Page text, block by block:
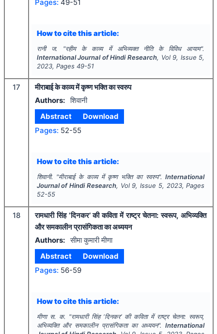
Pages: 49-51
How to cite this article:
रानी ज. "रहीम के काव्य में अभिव्यक्त नीति के विविध आयाम".
International Journal of Hindi Research, Vol 9, Issue 5,
2023, Pages 49-51
17
मीराबाई के काव्य में कृष्ण भक्ति का स्वरुप
Authors: शिवानी
Abstract
Download
Pages: 52-55
How to cite this article:
शिवानी. "मीराबाई के काव्य में कृष्ण भक्ति का स्वरुप".International
Journal of Hindi Research, Vol 9, Issue 5, 2023, Pages
52-55
18
रामधारी सिंह ‘दिनकर’ की कविता में राष्ट्र चेतना: स्वरूप, अभिव्यक्ति
और समकालीन प्रासंगिकता का अध्ययन
Authors: सीमा कुमारी मीणा
Abstract
Download
Pages: 56-59
How to cite this article:
मीणा स. क. "रामधारी सिंह ‘दिनकर’ की कविता में राष्ट्र चेतना: स्वरूप,
अभिव्यक्ति और समकालीन प्रासंगिकता का अध्ययन".International